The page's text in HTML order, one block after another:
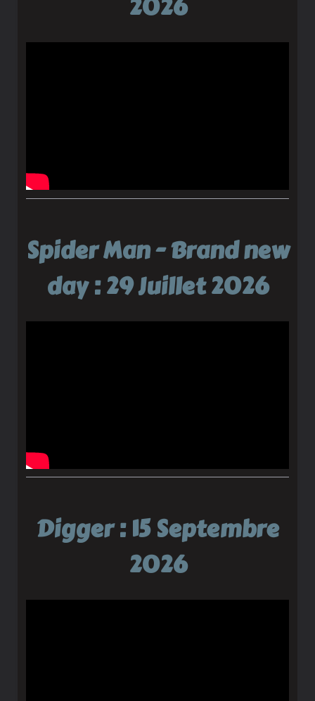
2026
Spider Man - Brand new
day : 29 Juillet 2026
Digger : 15 Septembre
2026